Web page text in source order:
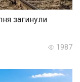
загинули
1987